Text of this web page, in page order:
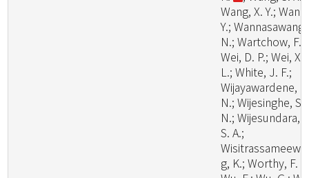
Wang, X. Y.; Wang,
Y.; Wannasawang,
N.; Wartchow, F.;
Wei, D. P.; Wei, X.
L.; White, J. F.;
Wijayawardene,
N.; Wijesinghe, S.
N.; Wijesundara,
S. A.;
g, K.; Worthy, F.